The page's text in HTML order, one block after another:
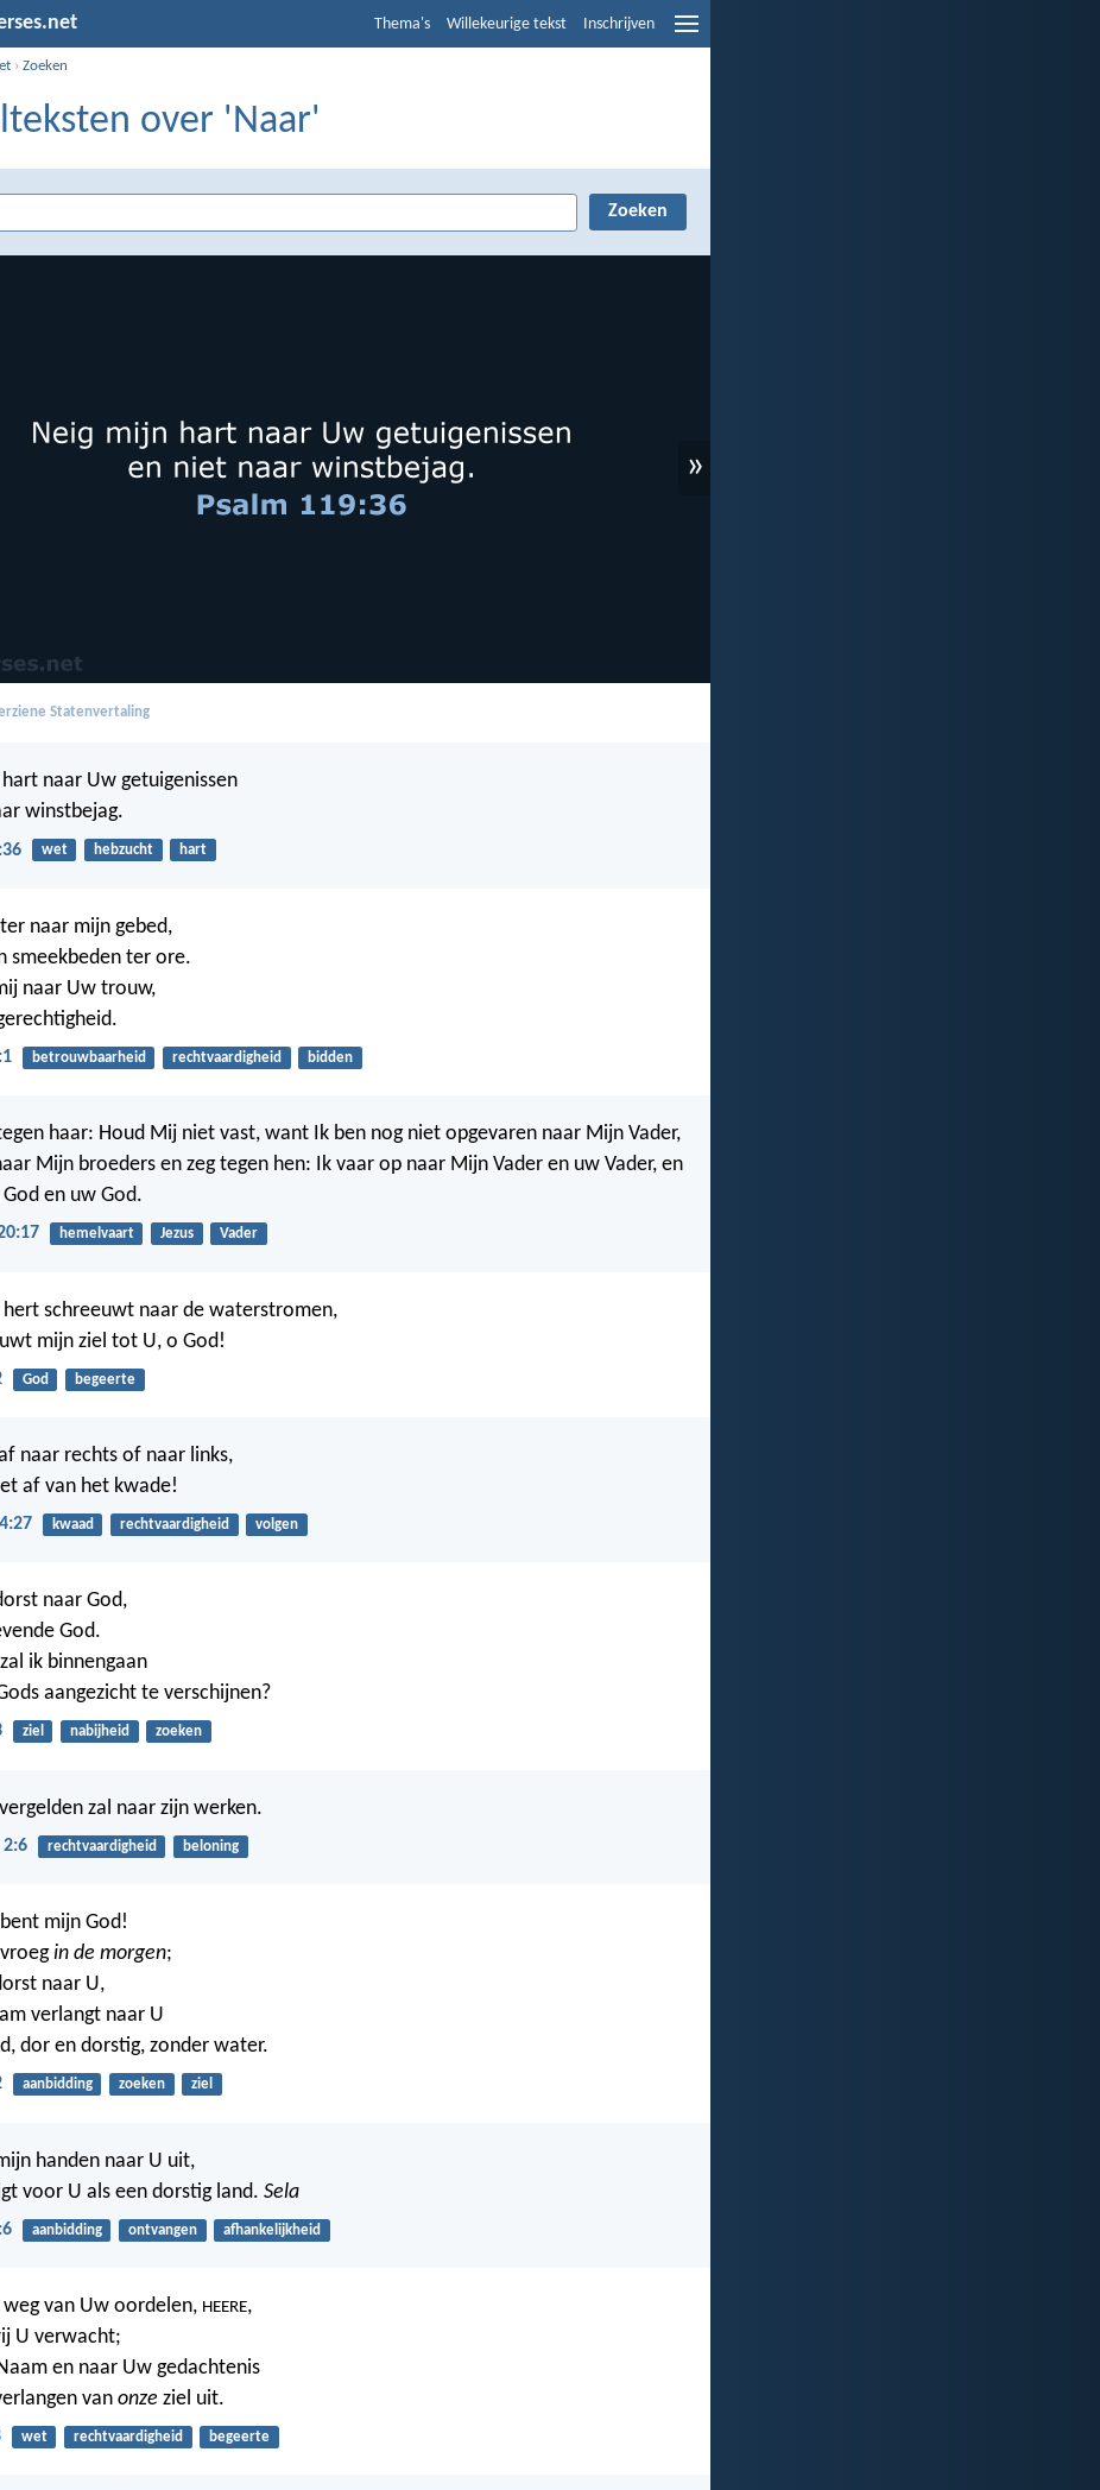
Thema's Willekeurige tekst Inschrijven
›Zoeken
over 'Naar'
»
Statenvertaling
naar Uw getuigenissen
winstbejag.
wet hebzucht hart
naar mijn gebed,
smeekbeden ter ore.
naar Uw trouw,
betrouwbaarheid rechtvaardigheid bidden
haar: Houd Mij niet vast, want Ik ben nog niet opgevaren naar Mijn Vader,
Mijn broeders en zeg tegen hen: Ik vaar op naar Mijn Vader en uw Vader, en
en uw God.
hemelvaart Jezus Vader
hert schreeuwt naar de waterstromen,
mijn ziel tot U, o God!
God begeerte
naar rechts of naar links,
af van het kwade!
kwaad rechtvaardigheid volgen
naar God,
God.
ik binnengaan
aangezicht te verschijnen?
ziel nabijheid zoeken
zal naar zijn werken.
2:6 rechtvaardigheid beloning
mijn God!
in de morgen;
naar U,
verlangt naar U
dor en dorstig, zonder water.
aanbidding zoeken ziel
handen naar U uit,
voor U als een dorstig land. Sela
aanbidding ontvangen afhankelijkheid
van Uw oordelen, HEERE,
U verwacht;
en naar Uw gedachtenis
van onze ziel uit.
wet rechtvaardigheid begeerte